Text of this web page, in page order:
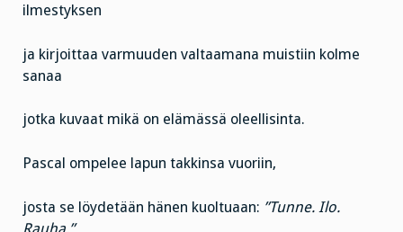
ilmestyksen
ja kirjoittaa varmuuden valtaamana muistiin kolme
sanaa
jotka kuvaat mikä on elämässä oleellisinta.
Pascal ompelee lapun takkinsa vuoriin,
josta se löydetään hänen kuoltuaan: ”Tunne. Ilo.